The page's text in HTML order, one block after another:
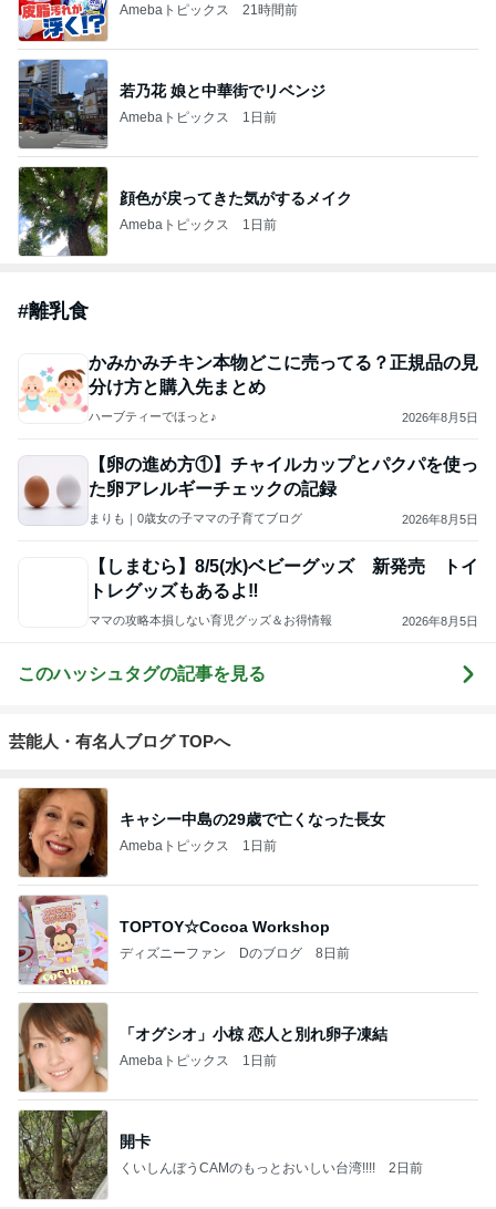
Amebaトピックス 21時間前
若乃花 娘と中華街でリベンジ
Amebaトピックス 1日前
顔色が戻ってきた気がするメイク
Amebaトピックス 1日前
#離乳食
かみかみチキン本物どこに売ってる？正規品の見
分け方と購入先まとめ
ハーブティーでほっと♪ 2026年8月5日
【卵の進め方①】チャイルカップとパクパを使っ
た卵アレルギーチェックの記録
まりも｜0歳女の子ママの子育てブログ 2026年8月5日
【しまむら】8/5(水)ベビーグッズ 新発売 トイ
トレグッズもあるよ‼️
ママの攻略本損しない育児グッズ＆お得情報 2026年8月5日
このハッシュタグの記事を見る
芸能人・有名人ブログ TOPへ
キャシー中島の29歳で亡くなった長女
Amebaトピックス 1日前
TOPTOY☆Cocoa Workshop
ディズニーファン Dのブログ 8日前
「オグシオ」小椋 恋人と別れ卵子凍結
Amebaトピックス 1日前
開卡
くいしんぼうCAMのもっとおいしい台湾!!!! 2日前